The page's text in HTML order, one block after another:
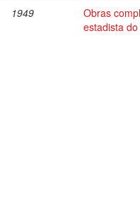
1949
Obras
estadista